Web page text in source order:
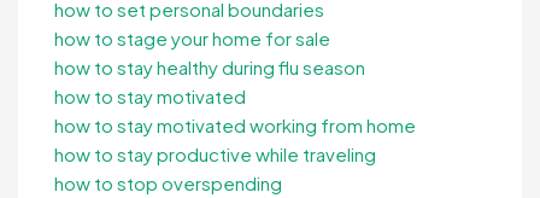
how to set personal boundaries
how to stage your home for sale
how to stay healthy during flu season
how to stay motivated
how to stay motivated working from home
how to stay productive while traveling
how to stop overspending